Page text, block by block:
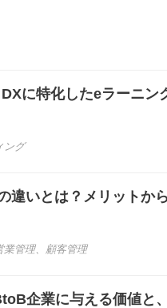
DXに特化したeラーニ
ング
違いとは？メリットか
業管理、 顧客管理
企業に与える価値と